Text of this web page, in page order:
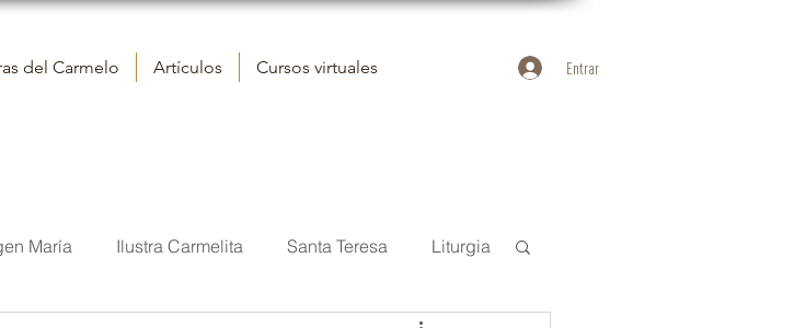
del Carmelo Artículos Cursos virtuales Entrar
María Ilustra Carmelita Santa Teresa Liturgia